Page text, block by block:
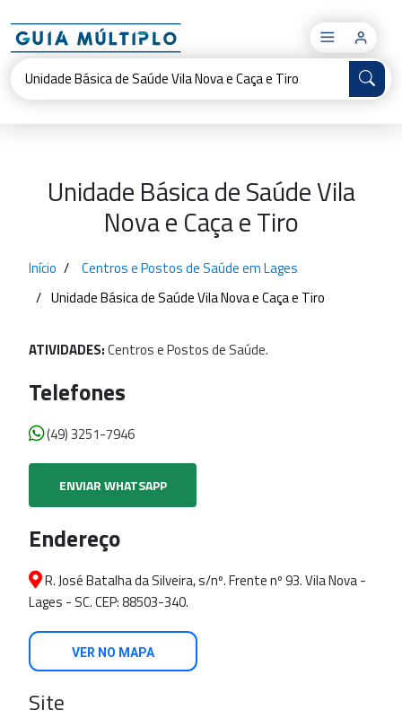
×
Unidade Básica de Saúde Vila
Nova e Caça e Tiro
Início
Centros e Postos de Saúde em Lages
Unidade Básica de Saúde Vila Nova e Caça e Tiro
ATIVIDADES:CentrosePostosde Saúde.
Telefones
(49) 3251-7946
ENVIAR WHATSAPP
Endereço
R. José Batalha da Silveira, s/nº. Frente nº 93. Vila Nova -
Lages - SC. CEP: 88503-340.
VER NO MAPA
Site